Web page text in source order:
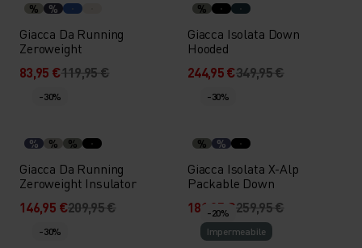
% %
Giacca Da Running
Zeroweight
83,95 €119,95 €
%
Giacca Isolata Down
Hooded
244,95 €349,95 €
-30%
% % %
Giacca Da Running
Zeroweight Insulator
146,95 €209,95 €
-30%
% %
Giacca Isolata X-Alp
Packable Down
181,95 €259,95 €
-30%
-20%
Impermeabile